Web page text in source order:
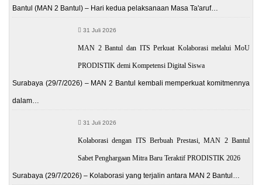
Bantul (MAN 2 Bantul) – Hari kedua pelaksanaan Masa Ta'aruf…
31 Juli 2026
MAN 2 Bantul dan ITS Perkuat Kolaborasi melalui MoU
PRODISTIK demi Kompetensi Digital Siswa
Surabaya (29/7/2026) – MAN 2 Bantul kembali memperkuat komitmennya
dalam…
31 Juli 2026
Kolaborasi dengan ITS Berbuah Prestasi, MAN 2 Bantul
Sabet Penghargaan Mitra Baru Teraktif PRODISTIK 2026
Surabaya (29/7/2026) – Kolaborasi yang terjalin antara MAN 2 Bantul…